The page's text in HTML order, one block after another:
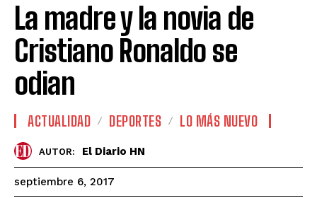
La madre y la novia de
Cristiano Ronaldo se
odian
ACTUALIDAD DEPORTES LO MÁS NUEVO
AUTOR: El Diario HN
septiembre 6, 2017